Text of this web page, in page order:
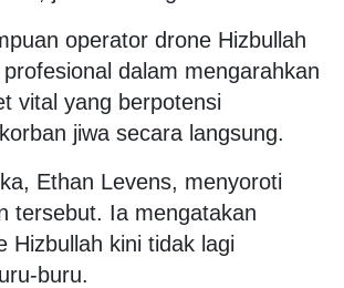
operator drone Hizbullah
dalam mengarahkan
vital yang berpotensi
jiwa secara langsung.
Ethan Levens, menyoroti
tersebut. Ia mengatakan
Hizbullah kini tidak lagi
buru.